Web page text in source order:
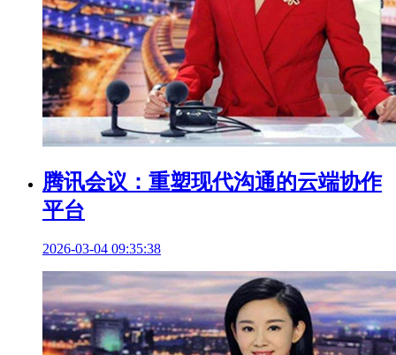
腾讯会议：重塑现代沟通的云端协作
平台
2026-03-04 09:35:38